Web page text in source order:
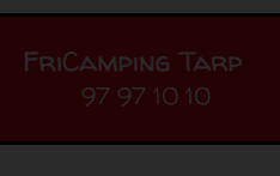
97 97 10 10